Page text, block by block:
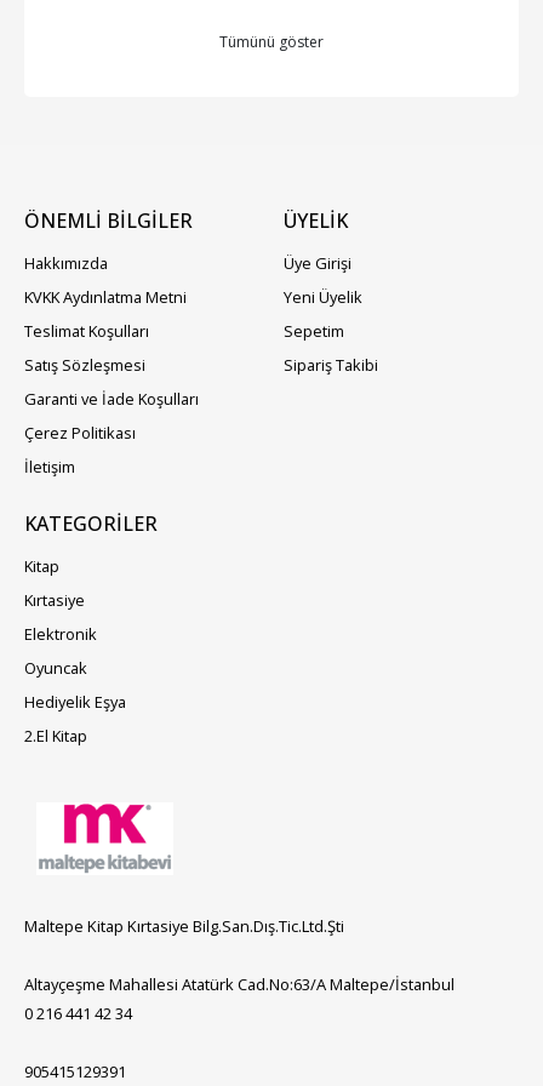
Tümünü göster
ÖNEMLİ BİLGİLER
Hakkımızda
KVKK Aydınlatma Metni
Teslimat Koşulları
Satış Sözleşmesi
Garanti ve İade Koşulları
Çerez Politikası
İletişim
ÜYELIK
Üye Girişi
Yeni Üyelik
Sepetim
Sipariş Takibi
KATEGORILER
Kitap
Kırtasiye
Elektronik
Oyuncak
Hediyelik Eşya
2.El Kitap
Maltepe Kitap Kırtasiye Bilg.San.Dış.Tic.Ltd.Şti
Altayçeşme Mahallesi Atatürk Cad.No:63/A Maltepe/İstanbul
0 216 441 42 34
905415129391